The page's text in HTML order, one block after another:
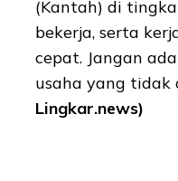
(Kantah) di
bekerja, serta
cepat. Jangan
usaha yang tidak
Lingkar.news)